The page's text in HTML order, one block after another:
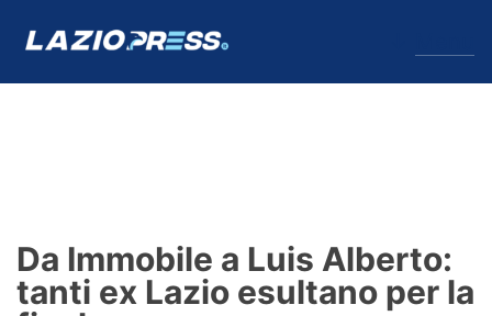
Formello
Da Immobile a Luis Alberto:
tanti ex Lazio esultano per la